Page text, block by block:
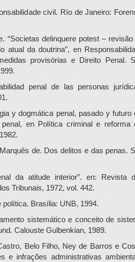
civil. Río de Janeiro:
“Societas delinquere potest – revisão
atual da doutrina”, en
provisórias e Direito Penal.
penal de las personas
y dogmática penal, pasado y futuro
en Política criminal e reforma
de. Dos delitos e das penas.
da atitude interior”. en: Revista
Tribunais, 1972, vol. 442.
Brasília: UNB, 1994.
sistemático e conceito de
Calouste Gulbenkian, 1989.
Belo Filho, Ney de Barros e
e infrações administrativas